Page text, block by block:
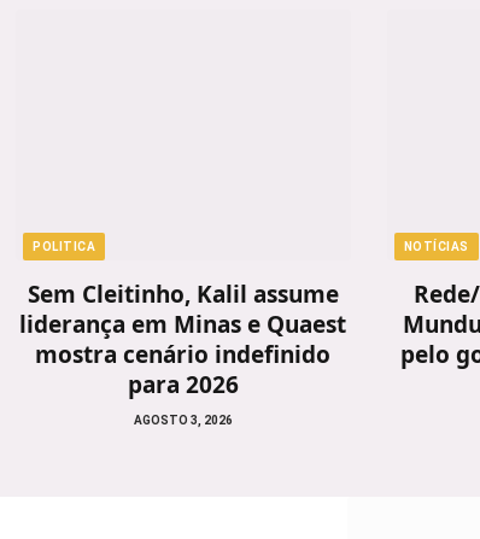
POLITICA
Sem Cleitinho, Kalil assume
liderança em Minas e Quaest
mostra cenário indefinido
para 2026
AGOSTO 3, 2026
NOTÍCIAS
pelo